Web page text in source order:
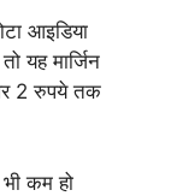
आइडिया
यह मार्जिन
2 रुपये तक
कम हो